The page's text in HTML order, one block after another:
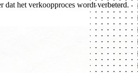
dat het verkoopproces wordt verbeterd.